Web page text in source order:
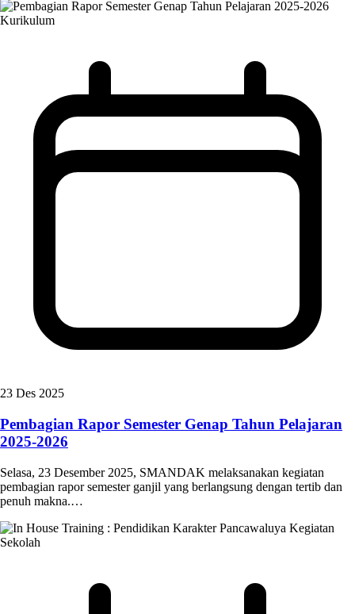
Kurikulum
23 Des 2025
Pembagian Rapor Semester Genap Tahun Pelajaran
2025-2026
Selasa, 23 Desember 2025, SMANDAK melaksanakan kegiatan
pembagian rapor semester ganjil yang berlangsung dengan tertib dan
penuh makna.…
Kegiatan
Sekolah